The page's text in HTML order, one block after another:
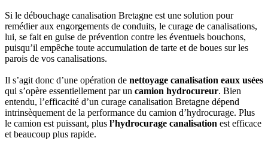
Si le débouchage canalisation Bretagne est une solution pour
remédier aux engorgements de conduits, le curage de canalisations,
lui, se fait en guise de prévention contre les éventuels bouchons,
puisqu’il empêche toute accumulation de tarte et de boues sur les
parois de vos canalisations.
Il s’agit donc d’une opération de nettoyage canalisation eaux usées
qui s’opère essentiellement par un camion hydrocureur. Bien
entendu, l’efficacité d’un curage canalisation Bretagne dépend
intrinsèquement de la performance du camion d’hydrocurage. Plus
le camion est puissant, plus l’hydrocurage canalisation est efficace
et beaucoup plus rapide.